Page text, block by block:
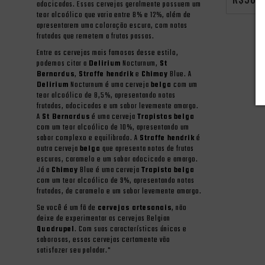
adocicadas. Essas cervejas geralmente possuem um
teor alcoólico que varia entre 8% e 12%, além de
apresentarem uma coloração escura, com notas
frutadas que remetem a frutas passas.
Entre as cervejas mais famosas desse estilo,
podemos citar a Delirium Nocturnum, St
Bernardus, Straffe hendrik e Chimay Blue. A
Delirium Nocturnum é uma cerveja belga com um
teor alcoólico de 8,5%, apresentando notas
frutadas, adocicadas e um sabor levemente amargo.
A St Bernardus é uma cerveja Trapistas belga
com um teor alcoólico de 10%, apresentando um
sabor complexo e equilibrado. A Straffe hendrik é
outra cerveja belga que apresenta notas de frutas
escuras, caramelo e um sabor adocicado e amargo.
Já a Chimay Blue é uma cerveja Trapista belga
com um teor alcoólico de 9%, apresentando notas
frutadas, de caramelo e um sabor levemente amargo.
Se você é um fã de cervejas artesanais, não
deixe de experimentar as cervejas Belgian
Quadrupel. Com suas características únicas e
saborosas, essas cervejas certamente vão
satisfazer seu paladar."